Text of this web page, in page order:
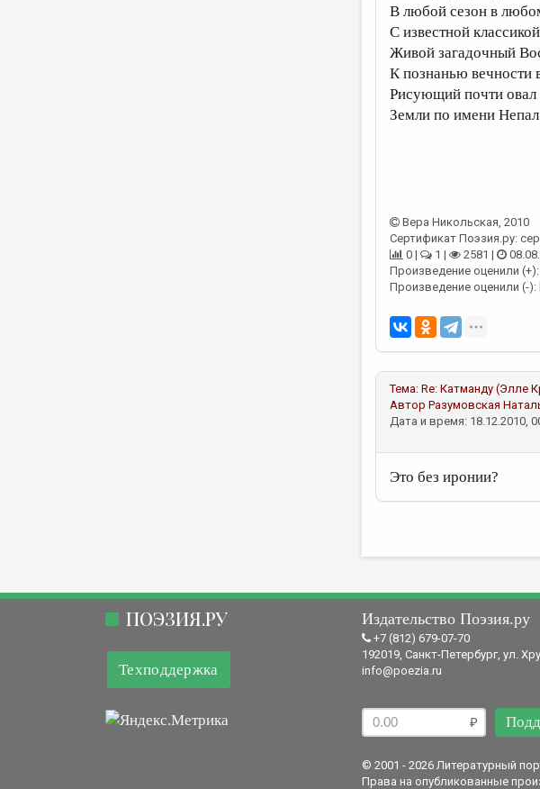
В любой сезон в
С известной
Живой загадочный
К познанью вечности
Рисующий почти овал
Земли по имени
Вера Никольская , 2010
Сертификат Поэзия.ру:
0 |
1 | 2581 |
Произведение оценили (+): []
Произведение оценили (-): []
Тема: Re: Катманду (Элле
Автор Разумовская
Дата и время: 18.12.2010,
Это без иронии?
ПОЭЗИЯ.РУ
Техподдержка
Издательство Поэзия.ру
+7 (812) 679-07-70
192019, Санкт-Петербург, ул.
info@poezia.ru
© 2001 - 2026 Литературный
Права на опубликованные